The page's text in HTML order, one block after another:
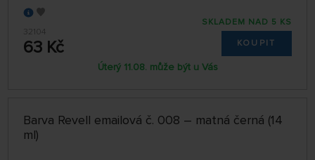
32104
63 Kč
SKLADEM NAD 5 KS
KOUPIT
Úterý 11.08. může být u Vás
Barva Revell emailová č. 008 – matná černá (14
ml)